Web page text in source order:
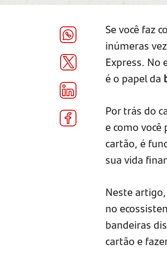
Se você faz
inúmeras
Express.
é o papel da
Por trás do
e como
cartão, é
sua vida
Neste
no
bandeiras
cartão e